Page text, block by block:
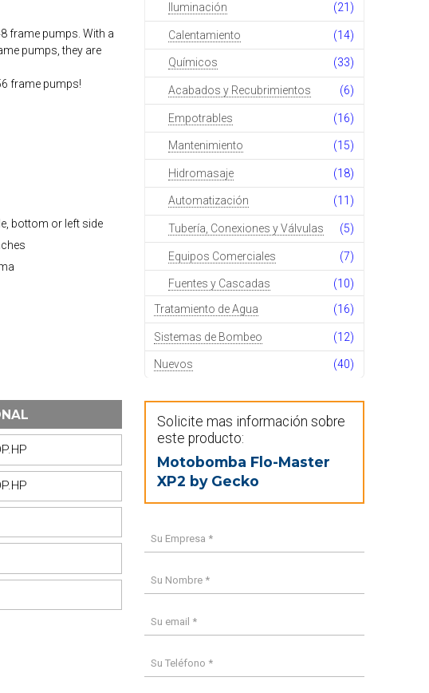
frame pumps. With a
pumps, they are
frame pumps!
bottom or left side
Iluminación (21)
Calentamiento (14)
Químicos (33)
Acabados y Recubrimientos (6)
Empotrables (16)
Mantenimiento (15)
Hidromasaje (18)
Automatización (11)
Tubería, Conexiones y Válvulas (5)
Equipos Comerciales (7)
Fuentes y Cascadas
(10)
Tratamiento de Agua
(16)
Sistemas de Bombeo (12)
Nuevos (40)
Solicite mas información sobre
este producto:
Motobomba Flo-Master
XP2 by Gecko